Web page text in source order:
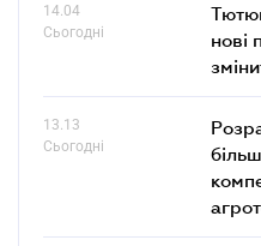
14.04
Сьогодні
нові
13.13
Сьогодні